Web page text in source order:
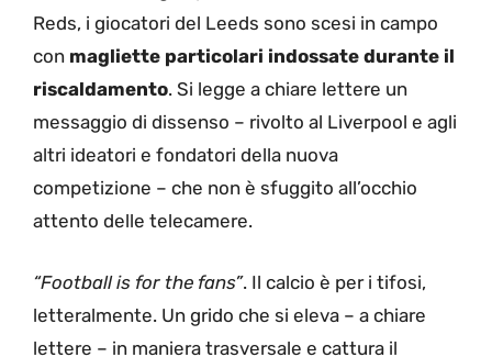
Reds, i giocatori del Leeds sono scesi in campo
con magliette particolari indossate durante il
riscaldamento. Si legge a chiare lettere un
messaggio di dissenso – rivolto al Liverpool e agli
altri ideatori e fondatori della nuova
competizione – che non è sfuggito all’occhio
attento delle telecamere.
“Football is for the fans”. Il calcio è per i tifosi,
letteralmente. Un grido che si eleva – a chiare
lettere – in maniera trasversale e cattura il